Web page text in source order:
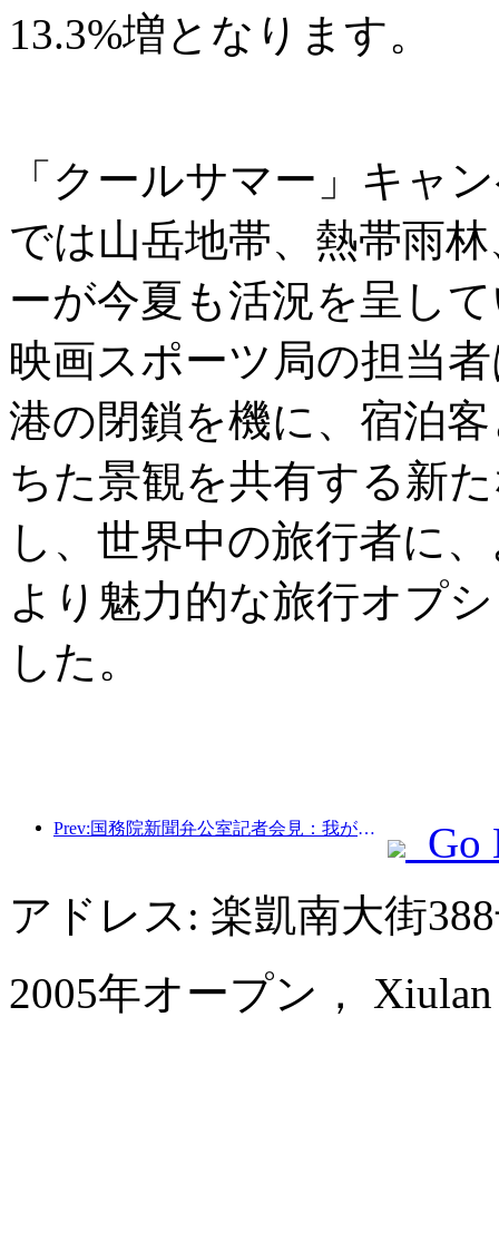
13.3%増となります。
「クールサマー」キャ
では山岳地帯、熱帯雨
ーが今夏も活況を呈し
映画スポーツ局の担当
港の閉鎖を機に、宿泊
ちた景観を共有する新
し、世界中の旅行者に
より魅力的な旅行オプ
した。
Prev:国務院新聞弁公室記者会見：我が国の越境旅行収入は今年上半期に42％増加した
Go
アドレス: 楽凱南大街
2005年オープン，